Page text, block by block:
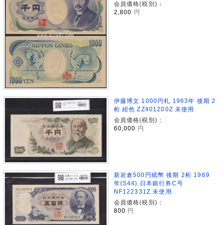
会員価格(税別)：
2,800 円
伊藤博文 1000円札 1963年 後期 2
桁 紺色 ZZ401200Z 未使用
会員価格(税別)：
60,000
円
新岩倉500円紙幣 後期 2桁 1969
年(S44) 日本銀行券C号
NF122331Z 未使用
会員価格(税別)：
800 円